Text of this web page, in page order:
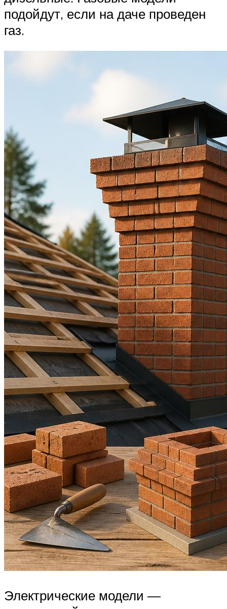
подойдут, если на даче проведен
газ.
Электрические модели —